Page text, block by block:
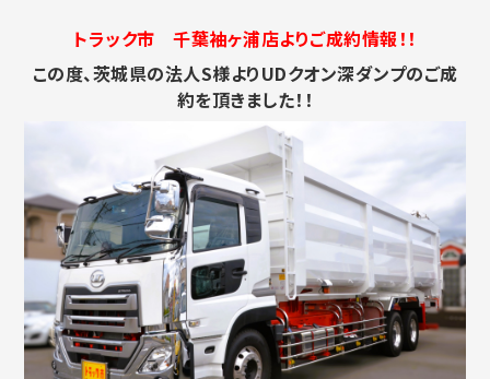
トラック市 千葉袖ヶ浦店よりご成約情報！！
この度、茨城県の法人S様よりUDクオン深ダンプのご成
約を頂きました！！